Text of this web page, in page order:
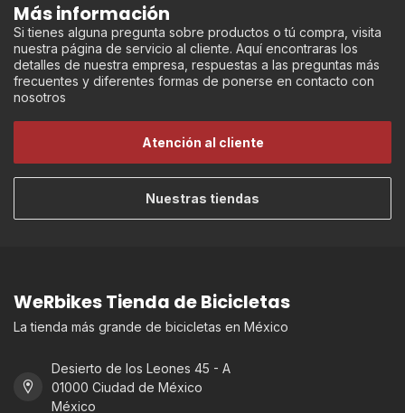
Más información
Si tienes alguna pregunta sobre productos o tú compra, visita
nuestra página de servicio al cliente. Aquí encontraras los
detalles de nuestra empresa, respuestas a las preguntas más
frecuentes y diferentes formas de ponerse en contacto con
nosotros
Atención al cliente
Nuestras tiendas
WeRbikes Tienda de Bicicletas
La tienda más grande de bicicletas en México
Desierto de los Leones 45 - A
01000 Ciudad de México
México